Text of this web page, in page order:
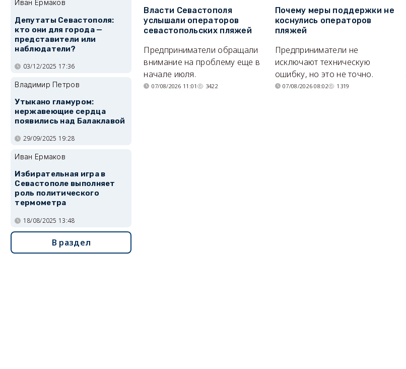
Власти Севастополя
услышали операторов
севастопольских пляжей
Предприниматели обращали
внимание на проблему еще в
начале июля.
07/08/2026 11:01 3422
Почему меры поддержки не
коснулись операторов
пляжей
Предприниматели не
исключают техническую
ошибку, но это не точно.
07/08/2026 08:02 1319
Иван Ермаков
Депутаты Севастополя:
кто они для города —
представители или
наблюдатели?
03/12/2025 17:36
Владимир Петров
Утыкано гламуром:
нержавеющие сердца
появились над Балаклавой
29/09/2025 19:28
Иван Ермаков
Избирательная игра в
Севастополе выполняет
роль политического
термометра
18/08/2025 13:48
В раздел